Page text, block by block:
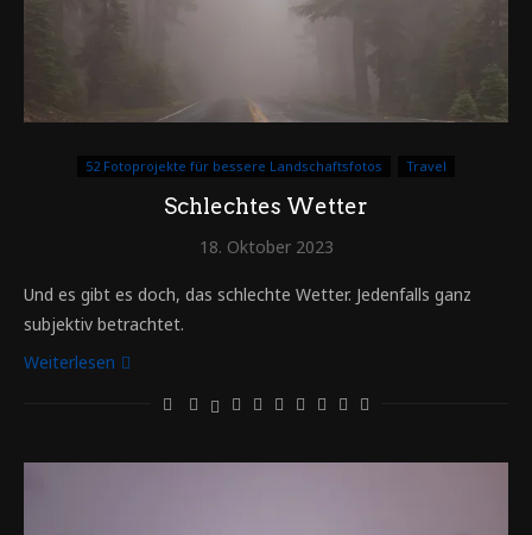
52 Fotoprojekte für bessere Landschaftsfotos Travel
Schlechtes Wetter
18. Oktober 2023
Und es gibt es doch, das schlechte Wetter. Jedenfalls ganz
subjektiv betrachtet.
Weiterlesen